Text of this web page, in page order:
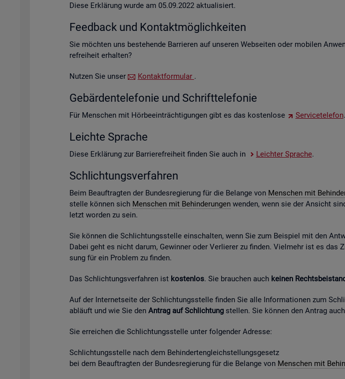
Diese Er­klä­rung wurde am 05.09.2022 ak­tua­li­siert.
Feed­back und Kon­takt­mög­lich­kei­ten
Sie möch­ten uns be­stehen­de Bar­rie­ren auf un­se­ren Web­sei­ten oder mo­bi­len
re­frei­heit er­hal­ten?
Nut­zen Sie unser Kon­takt­for­mu­lar .
Ge­bär­den­te­le­fo­nie und Schrift­te­le­fo­nie
Für Men­schen mit Hör­be­ein­träch­ti­gun­gen gibt es das kos­ten­lo­se Ser­vice­te­le­fon.
Leich­te Spra­che
Diese Er­klä­rung zur Bar­rie­re­frei­heit fin­den Sie auch in Leich­ter Spra­che.
Schlich­tungs­ver­fah­ren
Beim Be­auf­trag­ten der Bun­des­re­gie­rung für die Be­lan­ge von Men­schen mit
stel­le kön­nen sich Men­schen mit Be­hin­de­run­genwen­den, wenn sie der An­sicht
letzt wor­den zu sein.
Sie kön­nen die Schlich­tungs­stel­le ein­schal­ten, wenn Sie zum Bei­spiel mit den
Dabei geht es nicht darum, Ge­win­ner oder Ver­lie­rer zu fin­den. Viel­mehr ist es
sung für ein Pro­blem zu fin­den.
Das Schlich­tungs­ver­fah­ren ist kos­ten­los. Sie brau­chen auch kei­nen
Auf der In­ter­net­sei­te der Schlich­tungs­stel­le fin­den Sie alle In­for­ma­tio­nen zum
ab­läuft und wie Sie den An­trag auf Schlich­tungstel­len. Sie kön­nen den An­trag
Sie er­rei­chen die Schlich­tungs­stel­le unter fol­gen­der Adres­se:
Schlich­tungs­stel­le nach dem Be­hin­der­ten­gleich­stel­lungs­ge­setz
bei dem Be­auf­trag­ten der Bun­des­re­gie­rung für die Be­lan­ge von Men­schen mit